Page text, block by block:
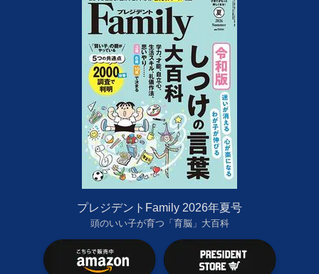
プレジデントFamily 2026年夏号
頭のいい子が育つ「育脳」大百科